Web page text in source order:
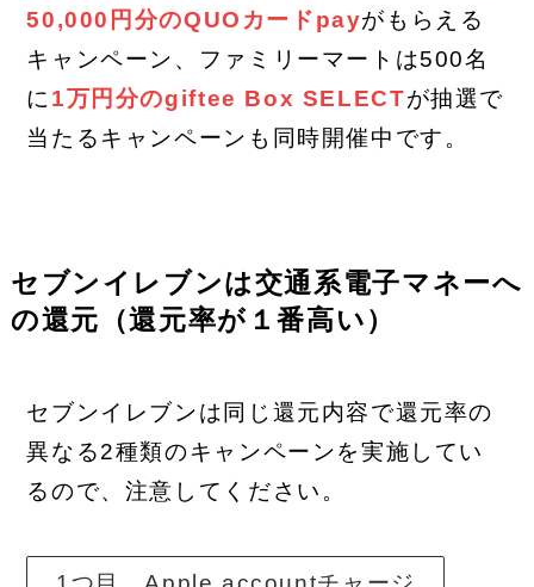
50,000円分のQUOカードpayがもらえる
キャンペーン、ファミリーマートは500名
に 1万円分のgiftee Box SELECTが抽選で
当たるキャンペーンも同時開催中です。
セブンイレブンは交通系電子マネーへ
の還元（還元率が１番高い）
セブンイレブンは同じ還元内容で還元率の
異なる2種類のキャンペーンを実施してい
るので、注意してください。